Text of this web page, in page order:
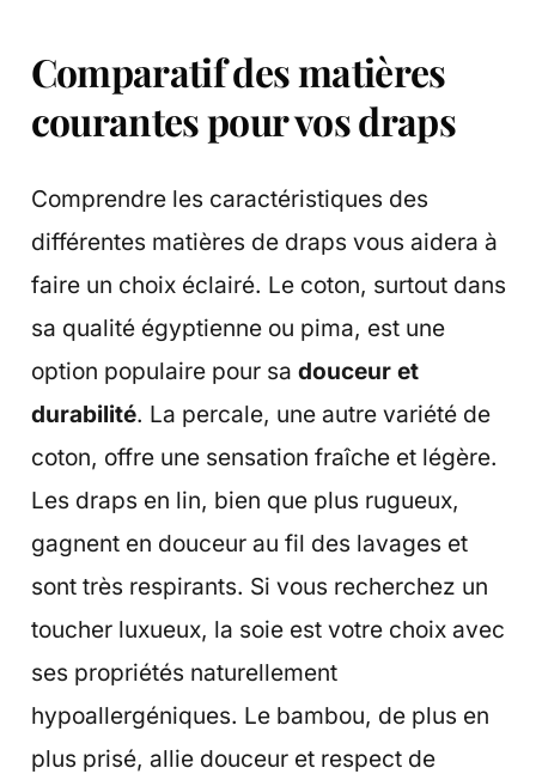
Comparatif des matières
courantes pour vos draps
Comprendre les caractéristiques des
différentes matières de draps vous aidera à
faire un choix éclairé. Le coton, surtout dans
sa qualité égyptienne ou pima, est une
option populaire pour sa douceur et
durabilité. La percale, une autre variété de
coton, offre une sensation fraîche et légère.
Les draps en lin, bien que plus rugueux,
gagnent en douceur au fil des lavages et
sont très respirants. Si vous recherchez un
toucher luxueux, la soie est votre choix avec
ses propriétés naturellement
hypoallergéniques. Le bambou, de plus en
plus prisé, allie douceur et respect de